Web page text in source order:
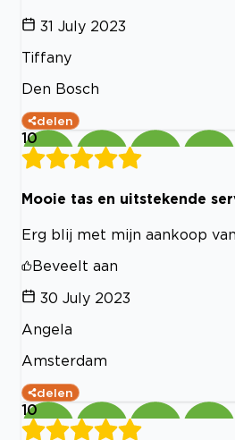
31 July 2023
Tiffany
Den Bosch
delen
10
Mooie tas en uitstekende
Erg blij met mijn aankoop
Beveelt aan
30 July 2023
Angela
Amsterdam
delen
10